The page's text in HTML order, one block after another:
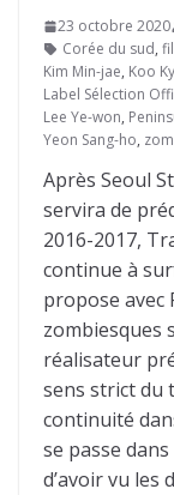
23 octobre 2020
Corée du sud,
Kim Min-jae, Koo
Label Sélection
Lee Ye-won,
Yeon Sang-ho,
Après Seoul
servira de
2016-2017,
continue à
propose avec
zombiesques
réalisateur
sens strict du
continuité
se passe
d’avoir vu les